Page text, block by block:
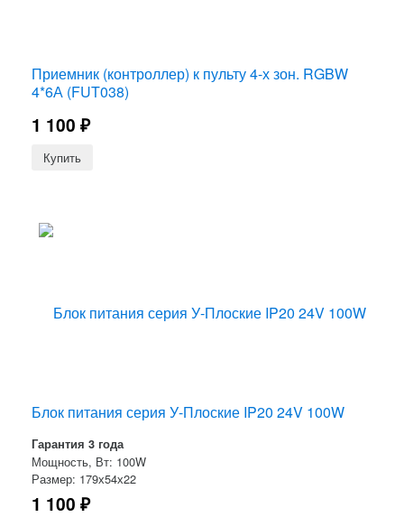
Приемник (контроллер) к пульту 4-х зон. RGBW
4*6А (FUT038)
1 100 ₽
Блок питания серия У-Плоские IP20 24V 100W
Гарантия 3 года
Мощность, Вт: 100W
Размер: 179х54х22
1 100 ₽